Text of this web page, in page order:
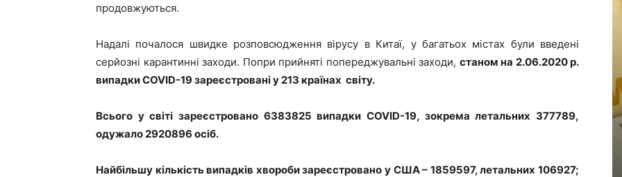
продовжуються.
Надалі почалося швидке розповсюдження вірусу в Китаї, у багатьох містах були введені
серйозні карантинні заходи. Попри прийняті попереджувальні заходи, станом на 2.06.2020 р.
випадки COVID-19 зареєстровані у 213 країнах світу.
Всього у світі зареєстровано 6383825 випадки COVID-19, зокрема летальних 377789,
одужало 2920896 осіб.
Найбільшу кількість випадків хвороби зареєстровано у США – 1859597, летальних 106927;